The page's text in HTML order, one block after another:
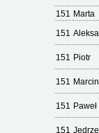
151 Marta
151
151 Piotr
151 Marcin
151 Paweł
151